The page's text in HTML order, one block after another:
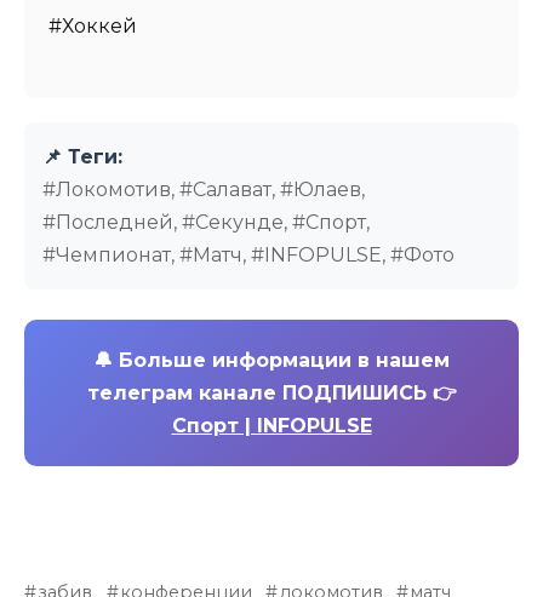
#Хоккей
📌 Теги:
#Локомотив, #Салават, #Юлаев,
#Последней, #Секунде, #Спорт,
#Чемпионат, #Матч, #INFOPULSE, #Фото
🔔 Больше информации в нашем
телеграм канале ПОДПИШИСЬ 👉
Спорт | INFOPULSE
забив конференции локомотив
матч